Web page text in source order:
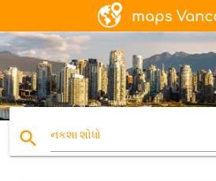
search નકશા શોધો